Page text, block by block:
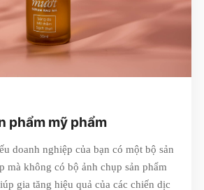
phẩm mỹ phẩm
doanh nghiệp của bạn có một bộ sản
mà không có bộ ảnh chụp sản phẩm
gia tăng hiệu quả của các chiến dịc